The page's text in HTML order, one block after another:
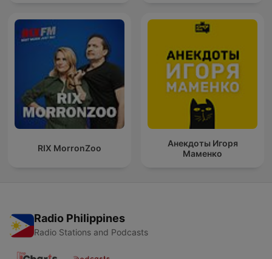
RIX MorronZoo
Анекдоты Игоря
Маменко
Radio Philippines
Radio Stations and Podcasts